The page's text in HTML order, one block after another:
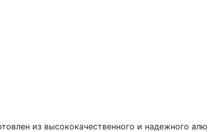
из высококачественного и надежного